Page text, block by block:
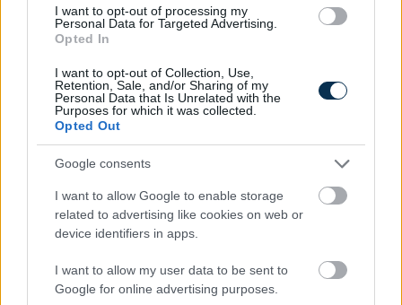
I want to opt-out of processing my
Personal Data for Targeted Advertising.
Opted In
I want to opt-out of Collection, Use,
Retention, Sale, and/or Sharing of my
Personal Data that Is Unrelated with the
Purposes for which it was collected.
Opted Out
Google consents
I want to allow Google to enable storage
related to advertising like cookies on web or
device identifiers in apps.
I want to allow my user data to be sent to
Google for online advertising purposes.
2026.08.06. 13:00
Elfelejtetted, meddig parkolsz? már a telefonod
kezdőképernyőjén is láthatod
2026.08.06. 12:50